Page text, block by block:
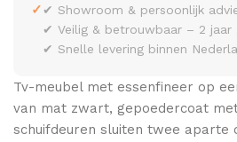
✓✔ Showroom & persoonlijk
✔ Veilig & betrouwbaar – 2 jaar
✔ Snelle levering binnen
Tv-meubel met essenfineer op
van mat zwart, gepoedercoat
schuifdeuren sluiten twee aparte